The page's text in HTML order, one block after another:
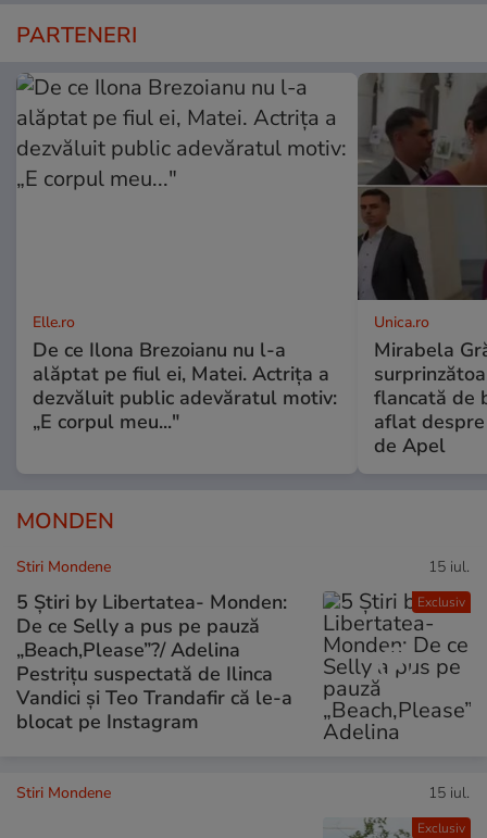
PARTENERI
Elle.ro
De ce Ilona Brezoianu nu l-a
alăptat pe fiul ei, Matei. Actrița a
dezvăluit public adevăratul motiv:
„E corpul meu..."
Unica.ro
Mirabela
flancată de
aflat
de Apel
MONDEN
Exclusiv
Stiri Mondene 15 iul.
5 Știri by Libertatea- Monden:
De ce Selly a pus pe pauză
„Beach,Please”?/ Adelina
Pestrițu suspectată de Ilinca
Vandici și Teo Trandafir că le-a
blocat pe Instagram
Exclusiv
Stiri Mondene 15 iul.